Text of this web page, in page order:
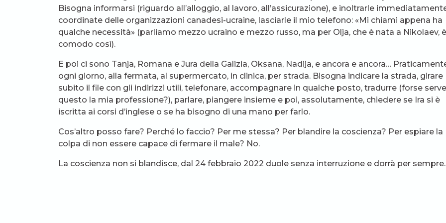
Bisogna informarsi (riguardo all’alloggio, al lavoro, all’assicurazione), e inoltrarle
coordinate delle organizzazioni canadesi-ucraine, lasciarle il mio telefono: «Mi chiami appena ha
qualche necessità» (parliamo mezzo ucraino e mezzo russo, ma per Olja, che è nata a Nikolaev,
comodo così).
E poi ci sono Tanja, Romana e Jura della Galizia, Oksana, Nadija, e ancora e ancora…
ogni giorno, alla fermata, al supermercato, in clinica, per strada. Bisogna indicare la strada, girare
subito il file con gli indirizzi utili, telefonare, accompagnare in qualche posto, tradurre (forse
questo la mia professione?), parlare, piangere insieme e poi, assolutamente, chiedere se Ira si è
iscritta ai corsi d’inglese o se ha bisogno di una mano per farlo.
Cos’altro posso fare? Perché lo faccio? Per me stessa? Per blandire la coscienza? Per espiare la
colpa di non essere capace di fermare il male? No.
La coscienza non si blandisce, dal 24 febbraio 2022 duole senza interruzione e dorrà per sempre.